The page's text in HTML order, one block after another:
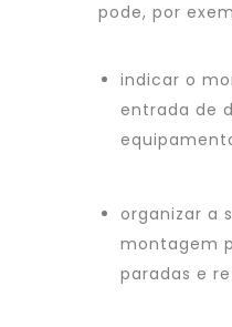
pode, por
indicar o
entrada de
organizar a
montagem
paradas e